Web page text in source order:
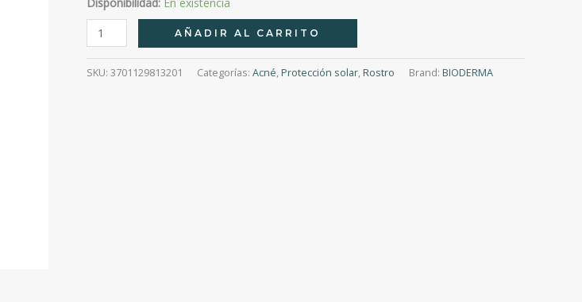
Bioderma
Photoderm
Dry
AÑADIR AL CARRITO
SKU: 3701129813201 Categorías: Acné,Protección solar,Rostro Brand: BIODERMA